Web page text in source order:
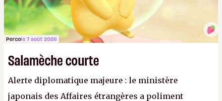
Percole 7 août 2026
Salamèche courte
Alerte diplomatique majeure : le ministère
japonais des Affaires étrangères a poliment